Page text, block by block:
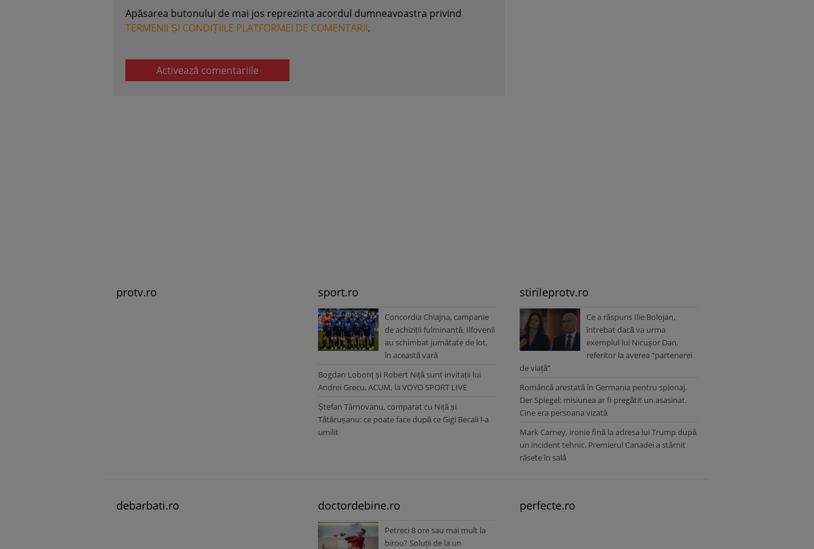
Apăsarea butonului de mai jos reprezinta acordul dumneavoastra privind
TERMENII ȘI CONDIȚIILE PLATFORMEI DE COMENTARII.
Activează comentariile
protv.ro sport.ro
Concordia Chiajna, campanie
de achiziții fulminantă. Ilfovenii
au schimbat jumătate de lot,
în această vară
Bogdan Lobonț și Robert Niță sunt invitații lui
Andrei Grecu, ACUM, la VOYO SPORT LIVE
Ștefan Târnovanu, comparat cu Niță și
Tătărușanu: ce poate face după ce Gigi Becali l-a
umilit
stirileprotv.ro
Ce a răspuns Ilie Bolojan,
întrebat dacă va urma
exemplul lui Nicușor Dan,
referitor la averea ”partenerei
de viață”
Româncă arestată în Germania pentru spionaj.
Der Spiegel: misiunea ar fi pregătit un asasinat.
Cine era persoana vizată
Mark Carney, ironie fină la adresa lui Trump după
un incident tehnic. Premierul Canadei a stârnit
râsete în sală
debarbati.ro doctordebine.ro
Petreci 8 ore sau mai mult la
birou? Soluții de la un
perfecte.ro